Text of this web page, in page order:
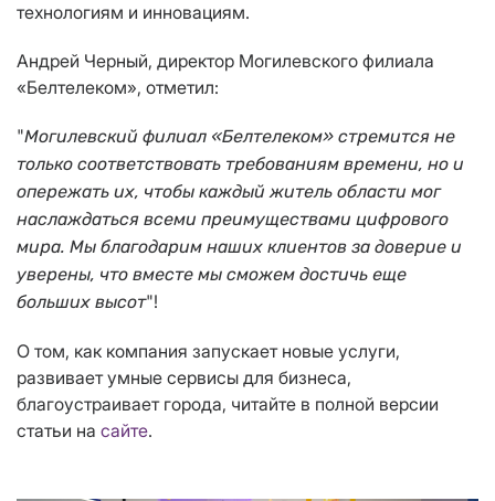
технологиям и инновациям.
Андрей Черный, директор Могилевского филиала
«Белтелеком», отметил:
"Могилевский филиал «Белтелеком» стремится не
только соответствовать требованиям времени, но и
опережать их, чтобы каждый житель области мог
наслаждаться всеми преимуществами цифрового
мира. Мы благодарим наших клиентов за доверие и
уверены, что вместе мы сможем достичь еще
больших высот"!
О том, как компания запускает новые услуги,
развивает умные сервисы для бизнеса,
благоустраивает города, читайте в полной версии
статьи на сайте.